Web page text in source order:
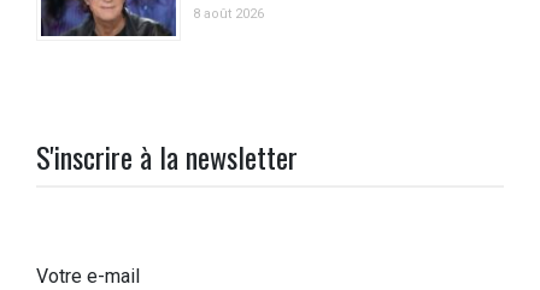
8 août 2026
S'inscrire à la newsletter
Votre e-mail